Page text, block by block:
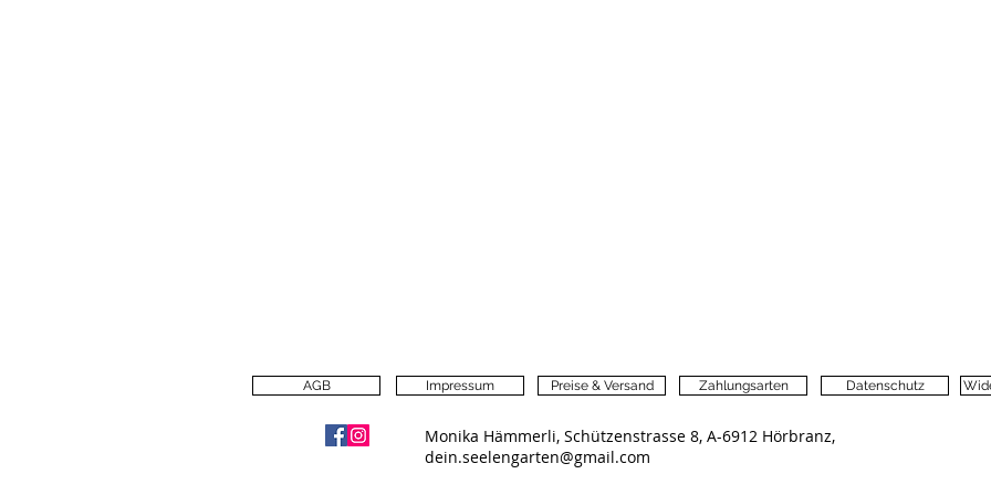
AGB Impressum Preise & Versand Zahlungsarten Datenschutz
Monika Hämmerli, Schützenstrasse 8, A-6912 Hörbranz,
dein.seelengarten@gmail.com